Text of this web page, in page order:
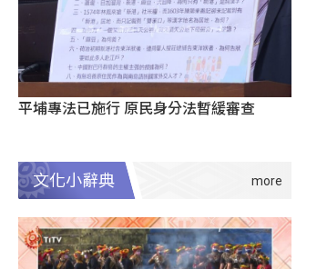
平埔專法已施行 原民身分法暫緩審查
文化小辭典